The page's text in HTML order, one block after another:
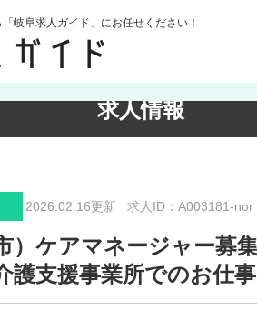
岐阜求人ガイド」にお任せください！
求人情報
認・変更
2026.02.16更新 求人ID：A003181-nor
）ケアマネージャー募
護支援事業所でのお仕